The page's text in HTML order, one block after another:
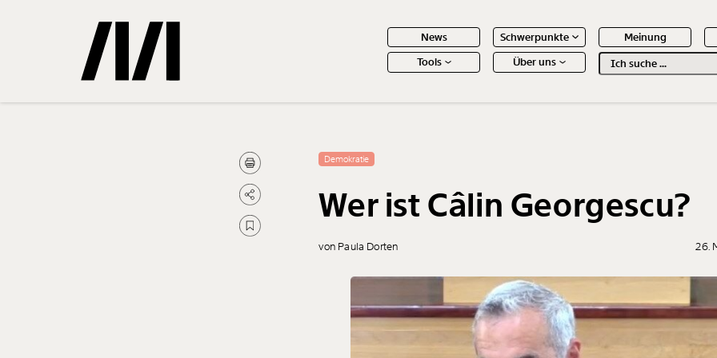
News Schwerpunkte
Meinung
Tools
Über uns
Gemerkte Inhalte
Treffer
Demokratie
Wer ist Câlin Georgescu?
von Paula Dorten 26.